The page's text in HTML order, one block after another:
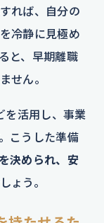
れば、自分の
冷静に見極め
と、早期離職
せん。
を活用し、事業
こうした準備
決められ、安
ょう。